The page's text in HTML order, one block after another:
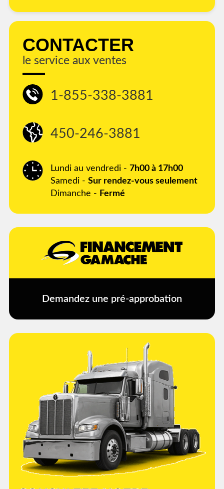
CONTACTER
le service aux ventes
1-855-338-3881
450-246-3881
Lundi au vendredi - 7h00 à 17h00
Samedi - Sur rendez-vous seulement
Dimanche - Fermé
Demandez une pré-approbation